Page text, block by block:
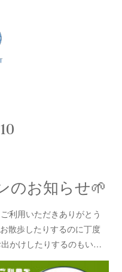
10
のお知らせ🌱
利用いただきありがとう
散歩したりするのに丁度
かけしたりするのもい…